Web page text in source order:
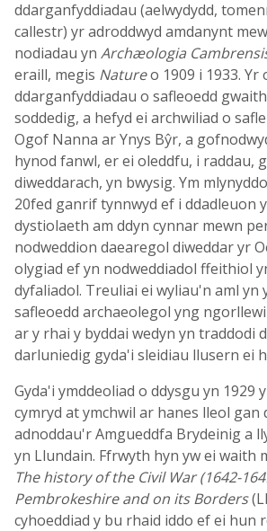
ddarganfyddiadau (aelwydydd,
callestr) yr adroddwyd amdanynt
nodiadau yn Archæologia
eraill, megis Natureo 1909 i 1933. Yr
ddarganfyddiadau o safleoedd
soddedig, a hefyd ei archwiliad o
Ogof Nanna ar Ynys Bŷr, a
hynod fanwl, er ei oleddfu, i raddau,
diweddarach, yn bwysig. Ym
20fed ganrif tynnwyd ef i ddadleuon
dystiolaeth am ddyn cynnar mewn
nodweddion daearegol diweddar yr
olygiad ef yn nodweddiadol ffeithiol
dyfaliadol. Treuliai ei wyliau'n aml yn
safleoedd archaeolegol yng
ar y rhai y byddai wedyn yn traddodi
darluniedig gyda'i sleidiau llusern ei
Gyda'i ymddeoliad o ddysgu yn 1929
cymryd at ymchwil ar hanes lleol gan
adnoddau'r Amgueddfa Brydeinig a
yn Llundain. Ffrwyth hyn yw ei waith
The history of the Civil War (1642-
Pembrokeshire and on its Borders
cyhoeddiad y bu rhaid iddo ef ei hun